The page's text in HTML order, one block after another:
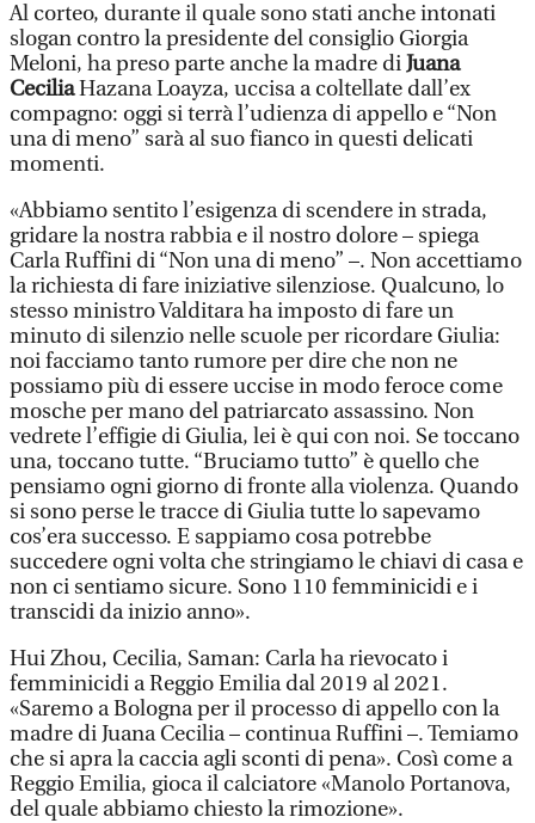
Al corteo, durante il quale sono stati anche intonati
slogan contro la presidente del consiglio Giorgia
Meloni, ha preso parte anche la madre diJuana
CeciliaHazana Loayza, uccisa a coltellate dall’ex
compagno: oggi si terrà l’udienza di appello e “Non
una di meno” sarà al suo fianco in questi delicati
momenti.
«Abbiamo sentito l’esigenza di scendere in strada,
gridare la nostra rabbia e il nostro dolore – spiega
Carla Ruffini di “Non una di meno” –. Non accettiamo
la richiesta di fare iniziative silenziose. Qualcuno, lo
stesso ministro Valditara ha imposto di fare un
minuto di silenzio nelle scuole per ricordare Giulia:
noi facciamo tanto rumore per dire che non ne
possiamo più di essere uccise in modo feroce come
mosche per mano del patriarcato assassino. Non
vedrete l’effigie di Giulia, lei è qui con noi. Se toccano
una, toccano tutte. “Bruciamo tutto” è quello che
pensiamo ogni giorno di fronte alla violenza. Quando
si sono perse le tracce di Giulia tutte lo sapevamo
cos’era successo. E sappiamo cosa potrebbe
succedere ogni volta che stringiamo le chiavi di casa e
non ci sentiamo sicure. Sono 110 femminicidi e i
transcidi da inizio anno».
Hui Zhou, Cecilia, Saman: Carla ha rievocato i
femminicidi a Reggio Emilia dal 2019 al 2021.
«Saremo a Bologna per il processo di appello con la
madre di Juana Cecilia – continua Ruffini –. Temiamo
che si apra la caccia agli sconti di pena». Così come a
Reggio Emilia, gioca il calciatore «Manolo Portanova,
del quale abbiamo chiesto la rimozione».